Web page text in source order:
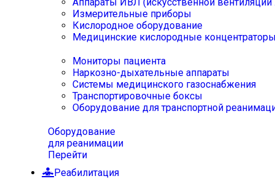
Измерительные приборы
Кислородное оборудование
Медицинские кислородные
Мониторы пациента
Наркозно-дыхательные аппараты
Системы медицинского газоснабжения
Транспортировочные боксы
Оборудование для транспортной
Оборудование
для реанимации
Перейти
Реабилитация